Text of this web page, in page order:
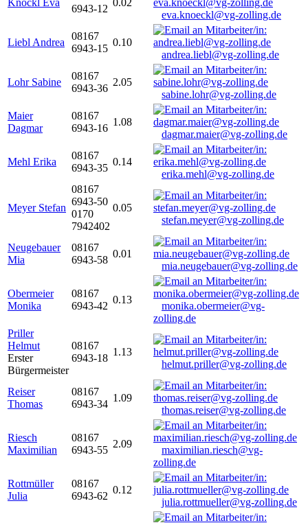
Knöckl Eva
6943-12
0.02
eva.knoeckl@vg-zolling.de
Liebl Andrea
08167
6943-15
0.10
andrea.liebl@vg-zolling.de
Lohr Sabine
08167
6943-36
2.05
sabine.lohr@vg-zolling.de
Maier
Dagmar
08167
6943-16
1.08
dagmar.maier@vg-zolling.de
Mehl Erika
08167
6943-35
0.14
erika.mehl@vg-zolling.de
Meyer Stefan
08167
6943-50
0170
7942402
0.05
stefan.meyer@vg-zolling.de
Neugebauer
Mia
08167
6943-58
0.01
mia.neugebauer@vg-zolling.de
Obermeier
Monika
08167
6943-42
0.13
monika.obermeier@vg-
zolling.de
Priller
Helmut
Erster
Bürgermeister
08167
6943-18
1.13
helmut.priller@vg-zolling.de
Reiser
Thomas
08167
6943-34
1.09
thomas.reiser@vg-zolling.de
Riesch
Maximilian
08167
6943-55
2.09
maximilian.riesch@vg-
zolling.de
Rottmüller
Julia
08167
6943-62
0.12
julia.rottmueller@vg-zolling.de